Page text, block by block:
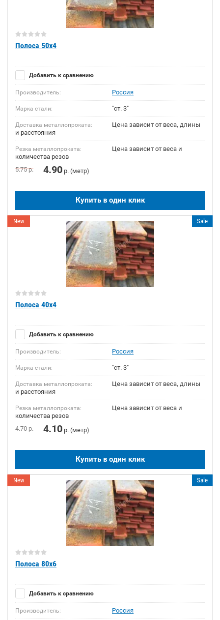
Полоса 50х4
Добавить к сравнению
Производитель: Россия
Марка стали: "ст. 3"
Доставка металлопроката:
Цена зависит от веса, длины
и расстояния
Резка металлопроката:
Цена зависит от веса и
количества резов
5.75р. 4.90 р. (метр)
Купить в один клик
New Sale
Полоса 40х4
Добавить к сравнению
Производитель: Россия
Марка стали: "ст. 3"
Доставка металлопроката:
Цена зависит от веса, длины
и расстояния
Резка металлопроката:
Цена зависит от веса и
количества резов
4.70р. 4.10 р. (метр)
Купить в один клик
New Sale
Полоса 80х6
Добавить к сравнению
Производитель: Россия